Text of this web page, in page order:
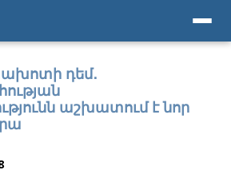
դեմ․
աշխատում է նոր